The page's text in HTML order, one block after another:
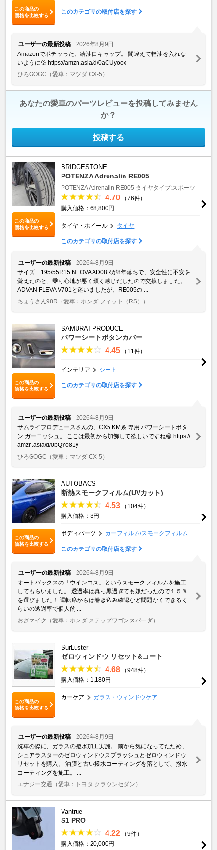
この商品の
価格を比較する
このカテゴリの取付店を探す
ユーザーの最新投稿
2026年8月9日
Amazonでポチッった、給油口キャップ。 間違えて軽油を入れな
いように💦 https://amzn.asia/d/0aCUyoox
ひろGOGO （愛車：マツダ CX-5）
あなたの愛車のパーツレビューを投稿してみません
か？
投稿する
この商品の
価格を比較する
BRIDGESTONE
POTENZA Adrenalin RE005
POTENZA Adrenalin RE005 タイヤタイプ:スポーツ
4.70
（76件）
購入価格：68,800円
タイヤ・ホイール タイヤ
このカテゴリの取付店を探す
ユーザーの最新投稿
2026年8月9日
サイズ 195/55R15 NEOVA AD08Rが8年落ちで、安全性に不安を
覚えたのと、乗り心地が悪く煩く感じだしたので交換しました。
ADVAN FLEVA V701と迷いましたが、RE005の ...
ちょうさん98R （愛車：ホンダ フィット（RS））
この商品の
価格を比較する
SAMURAI PRODUCE
パワーシートボタンカバー
4.45 （11件）
インテリア シート
このカテゴリの取付店を探す
ユーザーの最新投稿
2026年8月9日
サムライプロデュースさんの、CX5 KM系 専用 パワーシートボタ
ン ガーニッシュ。 ここは最初から加飾して欲しいですね😁 https://
amzn.asia/d/0bQYo81y
ひろGOGO （愛車：マツダ CX-5）
この商品の
価格を比較する
AUTOBACS
断熱スモークフィルム(UVカット)
4.53
（104件）
購入価格：3円
ボディパーツ カーフィルム/スモークフィルム
このカテゴリの取付店を探す
ユーザーの最新投稿
2026年8月9日
オートバックスの「ウインコス」というスモークフィルムを施工
してもらいました。 透過率は真っ黒過ぎても嫌だったので１５％
を選びました！ 運転席からは巻き込み確認など問題なくできるく
らいの透過率で個人的 ...
おざマイク
（愛車：ホンダ ステップワゴンスパーダ）
この商品の
価格を比較する
SurLuster
ゼロウィンドウ リセット&コート
4.68
（948件）
購入価格：1,180円
カーケア ガラス・ウィンドウケア
ユーザーの最新投稿
2026年8月9日
洗車の際に、ガラスの撥水加工実施。 前から気になってたため、
シュアラスターのゼロウィンドウスプラッシュとゼロウィンドウ
リセットを購入。 油膜と古い撥水コーティングを落として、撥水
コーティングを施工。 ...
エナジー交通 （愛車：トヨタ クラウンセダン）
Vantrue
S1 PRO
4.22
（9件）
購入価格：20,000円